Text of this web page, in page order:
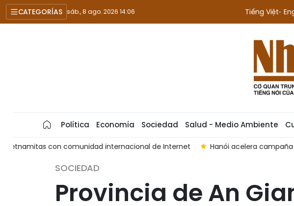
CATEGORÍAS sáb., 8 ago. 2026 14:06 Tiếng Việt
Política Economía Sociedad Salud - Medio Ambiente
Hanói acelera campaña de identificación de restos de mártires
SOCIEDAD
Provincia de An